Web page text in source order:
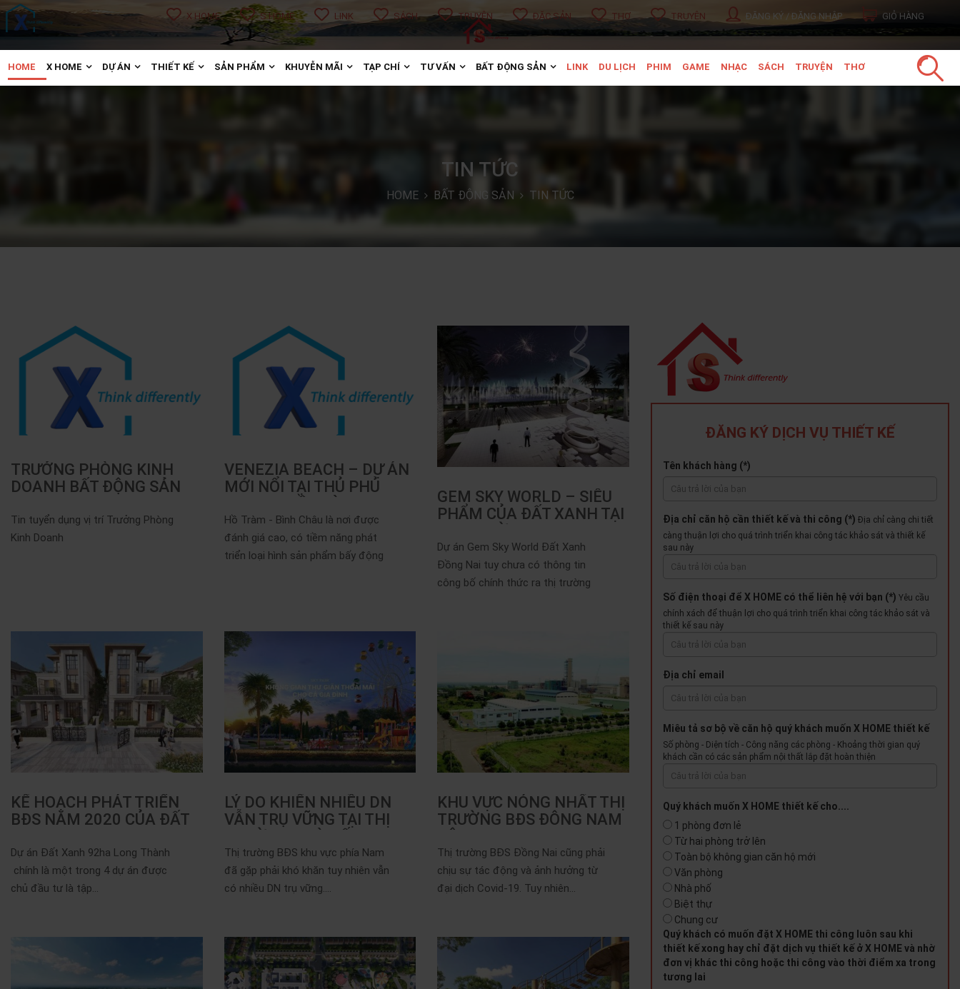
X HOME S HOME LINK SÁCH TRUYỆN ĐẶC SẢN THƠ TRUYỆN ĐĂNG KÝ / ĐĂNG NHẬP GIỎ HÀNG
HOME X HOME DỰ ÁN THIẾT KẾ SẢN PHẨM KHUYỄN MÃI TẠP CHÍ TƯ VẤN BẤT ĐỘNG SẢN LINK DU LỊCH PHIM GAME NHẠC SÁCH TRUYỆN THƠ
TIN TỨC
HOME BẤT ĐỘNG SẢN TIN TỨC
TRƯỞNG PHÒNG KINH
DOANH BẤT ĐỘNG SẢN
Tin tuyển dụng vị trí Trưởng Phòng
Kinh Doanh
VENEZIA BEACH – DỰ ÁN
MỚI NỔI TẠI THỦ PHỦ
Hồ Tràm - Bình Châu là nơi được
đánh giá cao, có tiềm năng phát
triển loại hình sản phẩm bấy động
GEM SKY WORLD – SIÊU
PHẨM CỦA ĐẤT XANH TẠI
Dự án Gem Sky World Đất Xanh
Đồng Nai tuy chưa có thông tin
công bố chính thức ra thị trường
KẾ HOẠCH PHÁT TRIỂN
BĐS NĂM 2020 CỦA ĐẤT
Dự án Đất Xanh 92ha Long Thành
chính là một trong 4 dự án được
chủ đầu tư là tập...
LÝ DO KHIẾN NHIỀU DN
VẪN TRỤ VỮNG TẠI THỊ
Thị trường BĐS khu vực phía Nam
đã gặp phải khó khăn tuy nhiên vẫn
có nhiều DN trụ vững....
KHU VỰC NÓNG NHẤT THỊ
TRƯỜNG BĐS ĐÔNG NAM
Thị trường BĐS Đồng Nai cũng phải
chịu sự tác động và ảnh hưởng từ
đại dịch Covid-19. Tuy nhiên...
ĐĂNG KÝ DỊCH VỤ THIẾT KẾ
Tên khách hàng (*)
Địa chỉ căn hộ cần thiết kế và thi công (*) Địa chỉ càng chi tiết
càng thuận lợi cho quá trình triển khai công tác khảo sát và thiết kế
sau này
Số điện thoại để X HOME có thể liên hệ với bạn (*) Yêu cầu
chính xách để thuận lợi cho quá trình triển khai công tác khảo sát và
thiết kế sau này
Địa chỉ email
Miêu tả sơ bộ về căn hộ quý khách muốn X HOME thiết kế
Số phòng - Diện tích - Công năng các phòng - Khoảng thời gian quý
khách cần có các sản phẩm nội thất lắp đặt hoàn thiện
Quý khách muốn X HOME thiết kế cho....
1 phòng đơn lẻ
Từ hai phòng trở lên
Toàn bộ không gian căn hộ mới
Văn phòng
Nhà phố
Biệt thự
Chung cư
Quý khách có muốn đặt X HOME thi công luôn sau khi
thiết kế xong hay chỉ đặt dịch vụ thiết kế ở X HOME và nhờ
đơn vị khác thi công hoặc thi công vào thời điểm xa trong
tương lai